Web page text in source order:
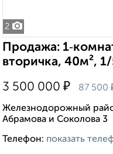
2
Продажа:
вторичка, 40м²,
3 500 000 ₽ 87 500
Железнодорожный
Абрамова и Соколова 3
Телефон: показать